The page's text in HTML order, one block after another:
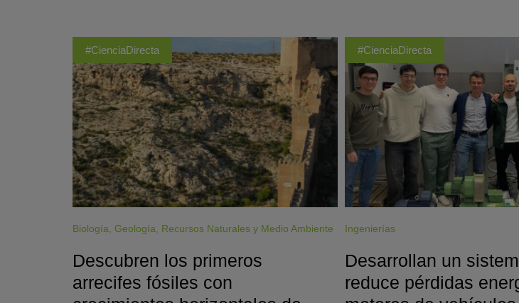
#CienciaDirecta
Biología, Geología, Recursos Naturales y Medio Ambiente
Descubren los primeros
arrecifes fósiles con
#CienciaDirecta
Ingenierías
Desarrollan un
reduce pérdidas